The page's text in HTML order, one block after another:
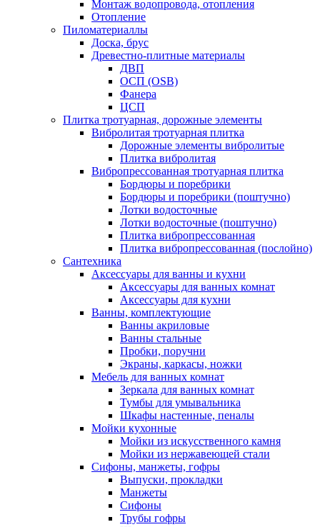
Монтаж водопровода, отопления
Отопление
Пиломатериаллы
Доска, брус
Древестно-плитные материалы
ДВП
ОСП (OSB)
Фанера
ЦСП
Плитка тротуарная, дорожные элементы
Вибролитая тротуарная плитка
Дорожные элементы вибролитые
Плитка вибролитая
Вибропрессованная тротуарная плитка
Бордюры и поребрики
Бордюры и поребрики (поштучно)
Лотки водосточные
Лотки водосточные (поштучно)
Плитка вибропрессованная
Плитка вибропрессованная (послойно)
Сантехника
Аксессуары для ванны и кухни
Аксессуары для ванных комнат
Аксессуары для кухни
Ванны, комплектующие
Ванны акриловые
Ванны стальные
Пробки, поручни
Экраны, каркасы, ножки
Мебель для ванных комнат
Зеркала для ванных комнат
Тумбы для умывальника
Шкафы настенные, пеналы
Мойки кухонные
Мойки из искусственного камня
Мойки из нержавеющей стали
Сифоны, манжеты, гофры
Выпуски, прокладки
Манжеты
Сифоны
Трубы гофры